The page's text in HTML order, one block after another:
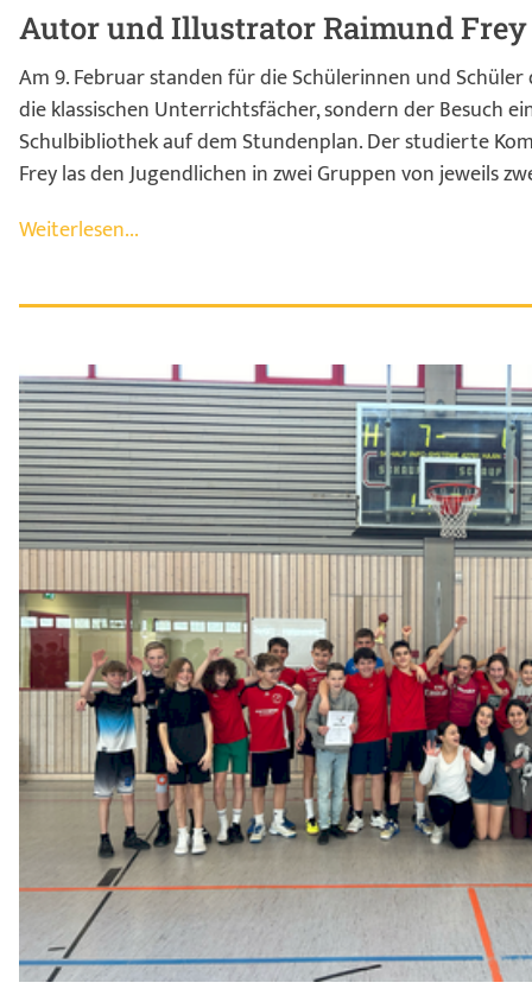
Autor und Illustrator Raimund Frey
Am 9. Februar standen für die Schülerinnen und Schüler
die klassischen Unterrichtsfächer, sondern der Besuch
Schulbibliothek auf dem Stundenplan. Der studierte
Frey las den Jugendlichen in zwei Gruppen von jeweils
Weiterlesen...